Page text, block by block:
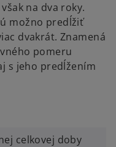
na dva roky.
možno predĺžiť
dvakrát. Znamená
pomeru
s jeho predĺžením
celkovej doby